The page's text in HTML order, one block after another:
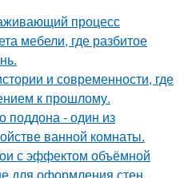
процесс
мебели, где разбитое
и современности, где
к прошлому.
поддона - один из
ванной комнаты.
с эффектом объёмной